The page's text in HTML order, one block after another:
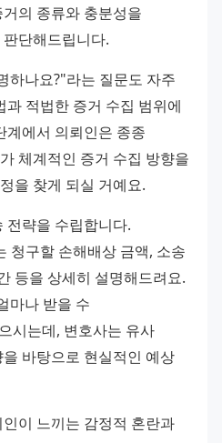
거의 종류와 충분성을
단해드립니다.
하나요?"라는 질문도 자주
적법한 증거 수집 범위에
계에서 의뢰인은 종종
체계적인 증거 수집 방향을
을 찾게 되실 거예요.
전략을 수립합니다.
청구할 손해배상 금액, 소송
등을 상세히 설명해드려요.
마나 받을 수
시는데, 변호사는 유사
바탕으로 현실적인 예상
이 느끼는 감정적 혼란과